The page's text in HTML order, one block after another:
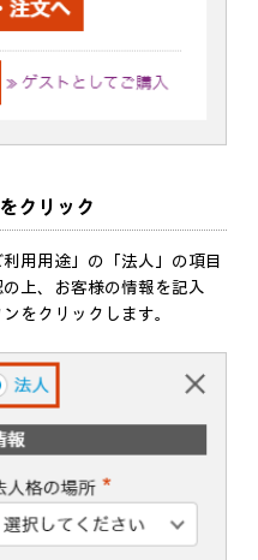
クリック
用用途」の「法人」の項目
上、お客様の情報を記入
をクリックします。